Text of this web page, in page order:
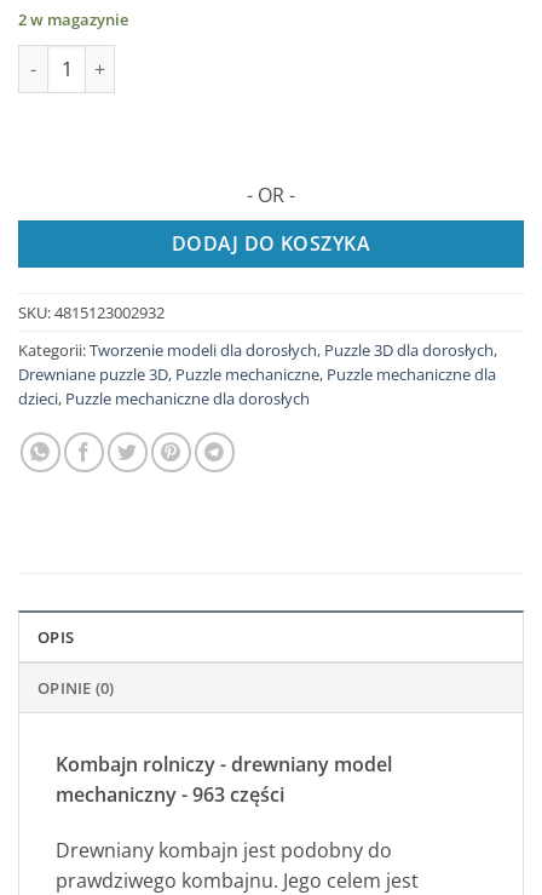
2 w magazynie
ilość Combina Agricola - mechaniczna drewniana układanka,
- OR -
DODAJ DO KOSZYKA
SKU:4815123002932
Kategorii:Tworzenie modeli dla dorosłych, Puzzle 3D dla dorosłych,
Drewniane puzzle 3D, Puzzle mechaniczne, Puzzle mechaniczne dla
dzieci, Puzzle mechaniczne dla dorosłych
OPIS
OPINIE (0)
Kombajn rolniczy - drewniany model
mechaniczny - 963 części
Drewniany kombajn jest podobny do
prawdziwego kombajnu. Jego celem jest